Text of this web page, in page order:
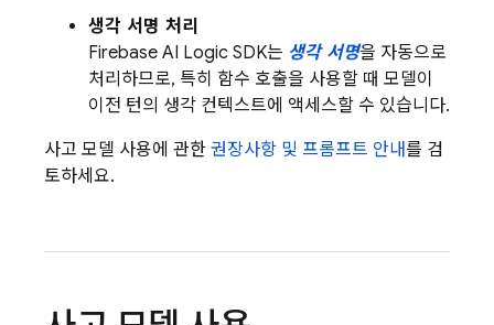
생각 서명 처리
Firebase AI Logic SDK는 생각 서명을 자동으로
처리하므로, 특히 함수 호출을 사용할 때 모델이
이전 턴의 생각 컨텍스트에 액세스할 수 있습니다.
사고 모델 사용에 관한 권장사항 및 프롬프트 안내를 검
토하세요.